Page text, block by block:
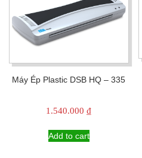
Máy Ép Plastic DSB HQ – 335
1.540.000₫
Add to cart